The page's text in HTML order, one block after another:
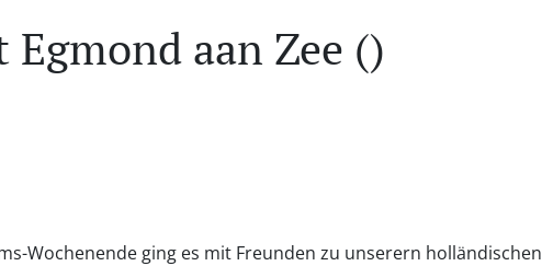
Egmond aan Zee ()
Wochenende ging es mit Freunden zu unserern holländischen